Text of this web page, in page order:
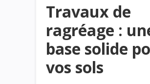
Travaux de
ragréage :
base solide
vos sols